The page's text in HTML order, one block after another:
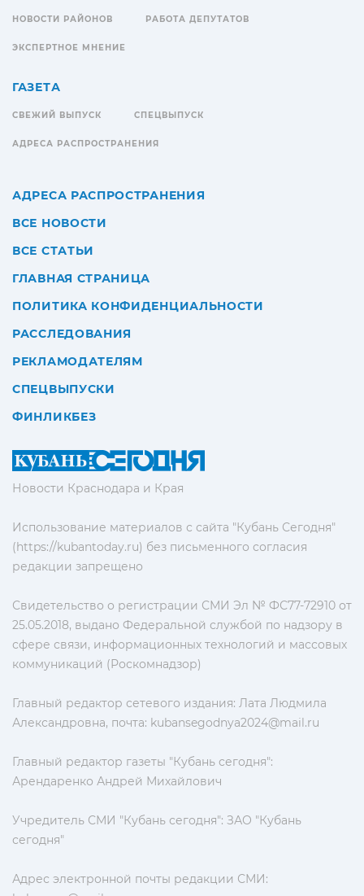
Новости Краснодара и Края
Использование материалов с сайта "Кубань Сегодня"
(https://kubantoday.ru) без письменного согласия
редакции запрещено
Свидетельство о регистрации СМИ Эл № ФС77-72910 от
25.05.2018, выдано Федеральной службой по надзору в
сфере связи, информационных технологий и массовых
коммуникаций (Роскомнадзор)
Главный редактор сетевого издания: Лата Людмила
Александровна, почта: kubansegodnya2024@mail.ru
Главный редактор газеты "Кубань сегодня":
Арендаренко Андрей Михайлович
Учредитель СМИ "Кубань сегодня": ЗАО "Кубань
сегодня"
Адрес электронной почты редакции СМИ:
НОВОСТИ РАЙОНОВ РАБОТА ДЕПУТАТОВ
ЭКСПЕРТНОЕ МНЕНИЕ
ГАЗЕТА
СВЕЖИЙ ВЫПУСК СПЕЦВЫПУСК
АДРЕСА РАСПРОСТРАНЕНИЯ
АДРЕСА РАСПРОСТРАНЕНИЯ
ВСЕ НОВОСТИ
ВСЕ СТАТЬИ
ГЛАВНАЯ СТРАНИЦА
ПОЛИТИКА КОНФИДЕНЦИАЛЬНОСТИ
РАССЛЕДОВАНИЯ
РЕКЛАМОДАТЕЛЯМ
СПЕЦВЫПУСКИ
ФИНЛИКБЕЗ